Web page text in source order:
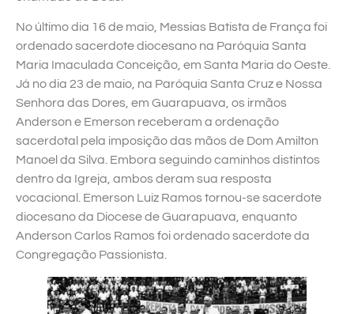
No último dia 16 de maio, Messias Batista de França foi
ordenado sacerdote diocesano na Paróquia Santa
Maria Imaculada Conceição, em Santa Maria do Oeste.
Já no dia 23 de maio, na Paróquia Santa Cruz e Nossa
Senhora das Dores, em Guarapuava, os irmãos
Anderson e Emerson receberam a ordenação
sacerdotal pela imposição das mãos de Dom Amilton
Manoel da Silva. Embora seguindo caminhos distintos
dentro da Igreja, ambos deram sua resposta
vocacional. Emerson Luiz Ramos tornou-se sacerdote
diocesano da Diocese de Guarapuava, enquanto
Anderson Carlos Ramos foi ordenado sacerdote da
Congregação Passionista.